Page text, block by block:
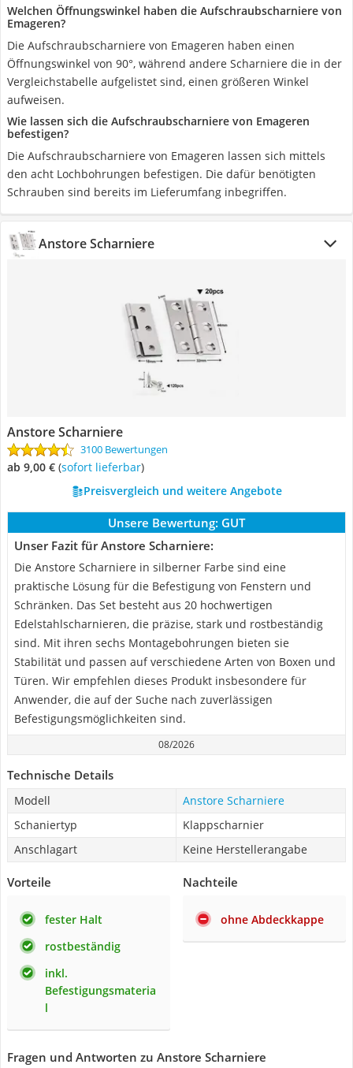
Welchen Öffnungswinkel haben die Aufschraubscharniere von
Emageren?
Die Aufschraubscharniere von Emageren haben einen
Öffnungswinkel von 90°, während andere Scharniere die in der
Vergleichstabelle aufgelistet sind, einen größeren Winkel
aufweisen.
Wie lassen sich die Aufschraubscharniere von Emageren
befestigen?
Die Aufschraubscharniere von Emageren lassen sich mittels
den acht Lochbohrungen befestigen. Die dafür benötigten
Schrauben sind bereits im Lieferumfang inbegriffen.
Anstore Scharniere
Anstore Scharniere
3100 Bewertungen
ab 9,00 € ( Sofort lieferbar)
Preisvergleich und weitere Angebote
Unsere Bewertung: GUT
Unser Fazit für Anstore Scharniere:
Die Anstore Scharniere in silberner Farbe sind eine
praktische Lösung für die Befestigung von Fenstern und
Schränken. Das Set besteht aus 20 hochwertigen
Edelstahlscharnieren, die präzise, stark und rostbeständig
sind. Mit ihren sechs Montagebohrungen bieten sie
Stabilität und passen auf verschiedene Arten von Boxen und
Türen. Wir empfehlen dieses Produkt insbesondere für
Anwender, die auf der Suche nach zuverlässigen
Befestigungsmöglichkeiten sind.
08/2026
Technische Details
Modell
Anstore Scharniere
Schaniertyp
Klappscharnier
Anschlagart
Keine Herstellerangabe
Vorteile
fester Halt
rostbeständig
inkl.
Befestigungsmateria
l
Nachteile
ohne Abdeckkappe
Fragen und Antworten zu Anstore Scharniere